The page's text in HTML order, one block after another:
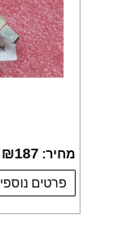
מחיר: ₪187
פרטים